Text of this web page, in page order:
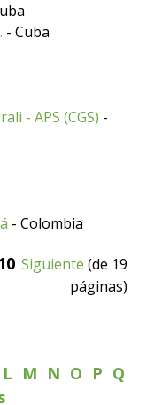
- Cuba
- APS (CGS) -
- Colombia
Siguiente (de 19
páginas)
L M N O P Q